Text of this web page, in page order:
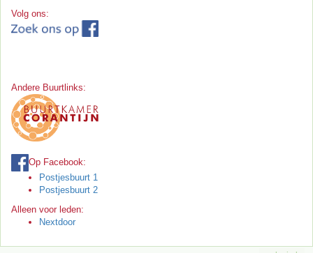
Volg ons:
Andere Buurtlinks:
Op Facebook:
Postjesbuurt 1
Postjesbuurt 2
Alleen voor leden:
Nextdoor